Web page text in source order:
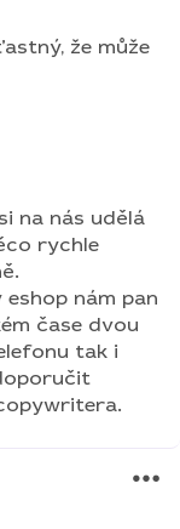
že může
na nás udělá
rychle
nám pan
čase dvou
tak i